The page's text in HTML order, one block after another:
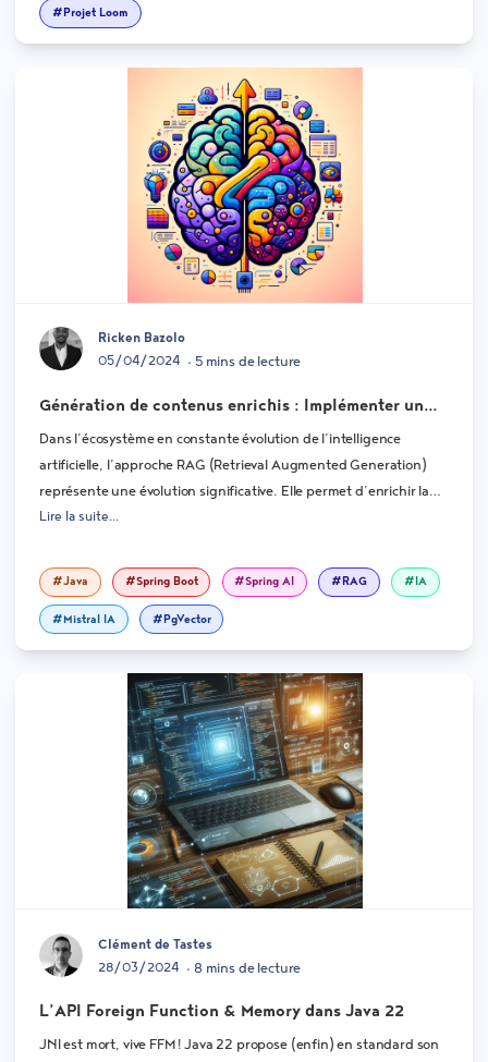
#Projet Loom
Ricken Bazolo
05/04/2024 • 5 mins de lecture
Génération de contenus enrichis : Implémenter un
système de RAG avec Spring AI
Dans l’écosystème en constante évolution de l’intelligence
artificielle, l’approche RAG (Retrieval Augmented Generation)
représente une évolution significative. Elle permet d’enrichir la
création de contenu et l’analyse contextuelle grâce à l’intégration
l’architecture de base du RAG et son implémentation avec Spring
AI.
Lire la suite...
#Java #Spring Boot #Spring AI #RAG #IA
#Mistral IA #PgVector
Clément de Tastes
28/03/2024 • 8 mins de lecture
L’API Foreign Function & Memory dans Java 22
JNI est mort, vive FFM ! Java 22 propose (enfin) en standard son